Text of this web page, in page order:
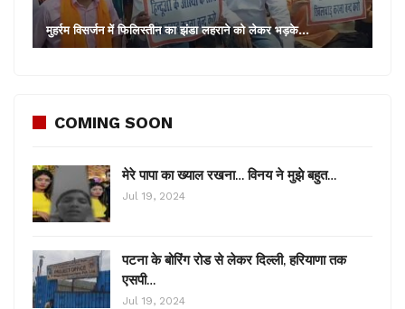
मुहर्रम विसर्जन में फिलिस्तीन का झंडा लहराने को लेकर भड़के…
COMING SOON
मेरे पापा का ख्याल रखना… विनय ने मुझे बहुत…
Jul 19, 2024
पटना के बोरिंग रोड से लेकर दिल्ली, हरियाणा तक
एसपी…
Jul 19, 2024